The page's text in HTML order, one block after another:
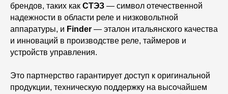
брендов, таких как СТЭЗ — символ отечественной
надежности в области реле и низковольтной
аппаратуры, и Finder — эталон итальянского качества
и инноваций в производстве реле, таймеров и
устройств управления.
Это партнерство гарантирует доступ к оригинальной
продукции, техническую поддержку на высочайшем